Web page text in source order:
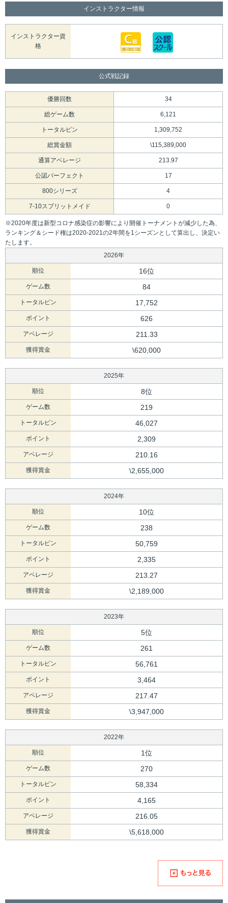
インストラクター情報
インストラクター資
格
公式戦記録
優勝回数 34
総ゲーム数 6,121
トータルピン 1,309,752
総賞金額 \115,389,000
通算アベレージ 213.97
公認パーフェクト 17
800シリーズ 4
7-10スプリットメイド 0
※2020年度は新型コロナ感染症の影響により開催トーナメントが減少した為、
ランキング＆シード権は2020-2021の2年間を1シーズンとして算出し、決定い
たします。
2026年
順位 16位
ゲーム数 84
トータルピン 17,752
ポイント 626
アベレージ 211.33
獲得賞金 \620,000
2025年
順位 8位
ゲーム数 219
トータルピン 46,027
ポイント 2,309
アベレージ 210.16
獲得賞金 \2,655,000
2024年
順位 10位
ゲーム数 238
トータルピン 50,759
ポイント 2,335
アベレージ 213.27
獲得賞金 \2,189,000
2023年
順位 5位
ゲーム数 261
トータルピン 56,761
ポイント 3,464
アベレージ 217.47
獲得賞金 \3,947,000
2022年
順位 1位
ゲーム数 270
トータルピン 58,334
ポイント 4,165
アベレージ 216.05
獲得賞金 \5,618,000